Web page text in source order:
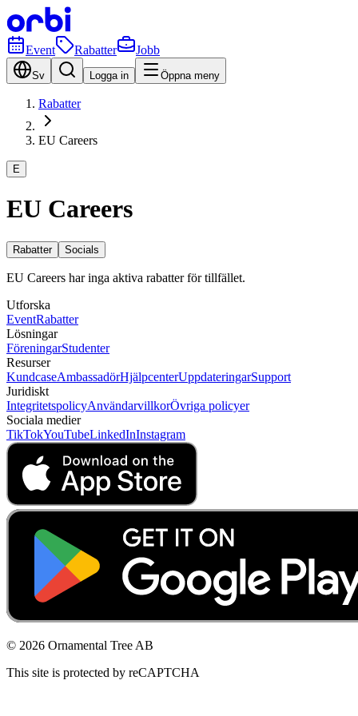
Event Rabatter Jobb
Sv Logga in Öppna meny
Rabatter
EU Careers
E
EU Careers
Rabatter Socials
EU Careers har inga aktiva rabatter för tillfället.
Utforska
EventRabatter
Lösningar
FöreningarStudenter
Resurser
KundcaseAmbassadörHjälpcenterUppdateringarSupport
Juridiskt
IntegritetspolicyAnvändarvillkorÖvriga policyer
Sociala medier
TikTokYouTubeLinkedInInstagram
© 2026 Ornamental Tree AB
This site is protected by reCAPTCHA